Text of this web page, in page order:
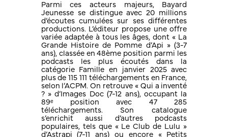
Parmi ces acteurs majeurs, Bayard
Jeunesse se distingue avec 20 millions
d’écoutes cumulées sur ses différentes
productions. L’éditeur propose une offre
variée adaptée à tous les âges, dont « La
Grande Histoire de Pomme d’Api » (3-7
ans), classée en 48ème position parmi les
podcasts les plus écoutés dans la
catégorie Famille en janvier 2025 avec
plus de 115 111 téléchargements en France,
selon l’ACPM. On retrouve « Qui a inventé
? » d’Images Doc (7-12 ans), occupant la
89ᵉ position avec 47 285
téléchargements. Son catalogue
s’enrichit aussi d’autres podcasts
populaires, tels que « Le Club de Lulu »
d’Astrapi (7-11 ans) ou encore « Petits